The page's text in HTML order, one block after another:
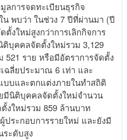
ลการจดทะเบียนธุรกิจ
พบว่า ในช่วง 7 ปีที่ผ่านมา (ปี
ตั้งใหม่สูงกว่าการเลิกกิจการ
บุคคลจัดตั้งใหม่รวม 3,129
521 ราย หรือมีอัตราการจัดตั้ง
ฉลี่ยประมาณ 6 เท่า และ
บบและตกแต่งภายในทำสถิติ
มีนิติบุคคลจัดตั้งใหม่จำนวน
งใหม่รวม 859 ล้านบาท
ประกอบการรายใหม่ และยังมี
ระดับสูง